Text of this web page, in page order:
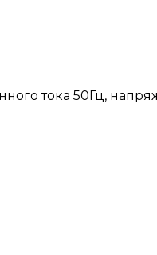
тока 50Гц,